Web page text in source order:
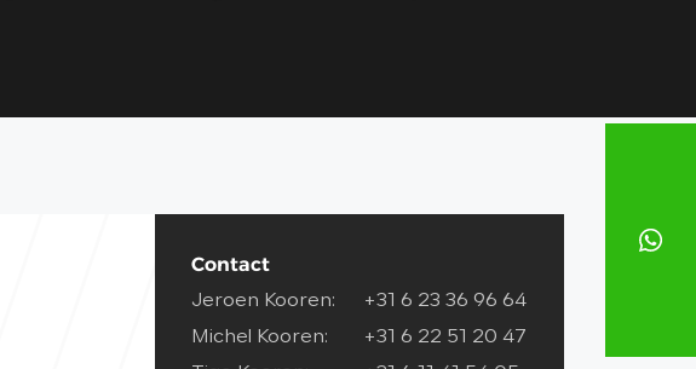
Contact
Jeroen Kooren:
+31 6 23 36 96 64
Michel Kooren:
+31 6 22 51 20 47